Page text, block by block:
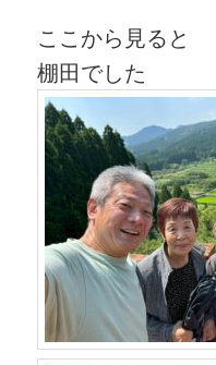
ここから見ると
棚田でした